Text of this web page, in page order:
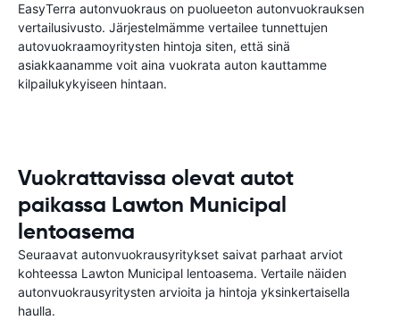
EasyTerra autonvuokraus on puolueeton autonvuokrauksen
vertailusivusto. Järjestelmämme vertailee tunnettujen
autovuokraamoyritysten hintoja siten, että sinä
asiakkaanamme voit aina vuokrata auton kauttamme
kilpailukykyiseen hintaan.
Vuokrattavissa olevat autot
paikassa Lawton Municipal
lentoasema
Seuraavat autonvuokrausyritykset saivat parhaat arviot
kohteessa Lawton Municipal lentoasema. Vertaile näiden
autonvuokrausyritysten arvioita ja hintoja yksinkertaisella
haulla.